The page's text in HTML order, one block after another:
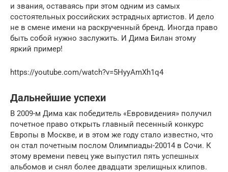
и звания, оставаясь при этом одним из самых
состоятельных российских эстрадных артистов. И дело
не в смене имени на раскрученный бренд. Иногда право
быть собой нужно заслужить. И Дима Билан этому
яркий пример!
https://youtube.com/watch?v=5HyyAmXh1q4
Дальнейшие успехи
В 2009-м Дима как победитель «Евровидения» получил
почетное право открыть главный песенный конкурс
Европы в Москве, и в этом же году стало известно, что
он стал почетным послом Олимпиады-20014 в Сочи. К
этому времени певец уже выпустил пять успешных
альбомов и снял более двадцати зрелищных клипов.